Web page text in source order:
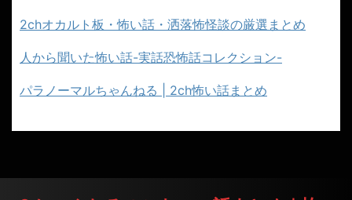
2chオカルト板・怖い話・洒落怖怪談の厳選まとめ
人から聞いた怖い話-実話恐怖話コレクション-
パラノーマルちゃんねる | 2ch怖い話まとめ